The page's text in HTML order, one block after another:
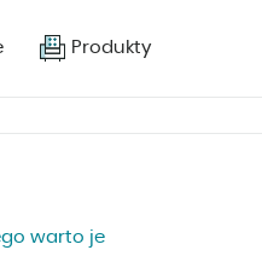
Produkty
warto je